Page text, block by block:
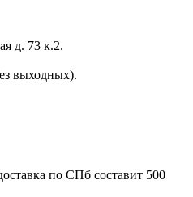
д. 73 к.2.
выходных).
по СПб составит 500